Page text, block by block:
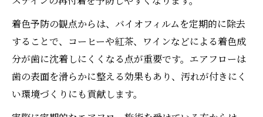
着色予防の観点からは、バイオフィルムを定期的に除去
することで、コーヒーや紅茶、ワインなどによる着色成
分が歯に沈着しにくくなる点が重要です。エアフローは
歯の表面を滑らかに整える効果もあり、汚れが付きにく
い環境づくりにも貢献します。